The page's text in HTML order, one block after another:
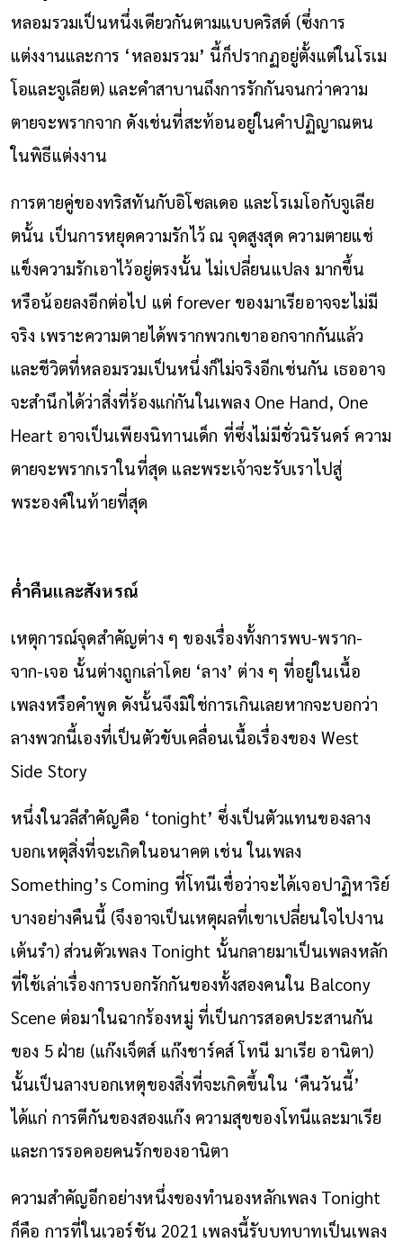
หลอมรวมเป็นหนึ่งเดียวกันตามแบบคริสต์ (ซึ่งการ
แต่งงานและการ ‘หลอมรวม’ นี้ก็ปรากฏอยู่ตั้งแต่ในโรเม
โอและจูเลียต) และคำสาบานถึงการรักกันจนกว่าความ
ตายจะพรากจาก ดังเช่นที่สะท้อนอยู่ในคำปฏิญาณตน
ในพิธีแต่งงาน
การตายคู่ของทริสทันกับอิโซลเดอ และโรเมโอกับจูเลีย
ตนั้น เป็นการหยุดความรักไว้ ณ จุดสูงสุด ความตายแช่
แข็งความรักเอาไว้อยู่ตรงนั้น ไม่เปลี่ยนแปลง มากขึ้น
หรือน้อยลงอีกต่อไป แต่ forever ของมาเรียอาจจะไม่มี
จริง เพราะความตายได้พรากพวกเขาออกจากกันแล้ว
และชีวิตที่หลอมรวมเป็นหนึ่งก็ไม่จริงอีกเช่นกัน เธออาจ
จะสำนึกได้ว่าสิ่งที่ร้องแก่กันในเพลง One Hand, One
Heart อาจเป็นเพียงนิทานเด็ก ที่ซึ่งไม่มีชั่วนิรันดร์ ความ
ตายจะพรากเราในที่สุด และพระเจ้าจะรับเราไปสู่
พระองค์ในท้ายที่สุด
ค่ำคืนและสังหรณ์
เหตุการณ์จุดสำคัญต่าง ๆ ของเรื่องทั้งการพบ-พราก-
จาก-เจอ นั้นต่างถูกเล่าโดย ‘ลาง’ ต่าง ๆ ที่อยู่ในเนื้อ
เพลงหรือคำพูด ดังนั้นจึงมิใช่การเกินเลยหากจะบอกว่า
ลางพวกนี้เองที่เป็นตัวขับเคลื่อนเนื้อเรื่องของ West
Side Story
หนึ่งในวลีสำคัญคือ ‘tonight’ ซึ่งเป็นตัวแทนของลาง
บอกเหตุสิ่งที่จะเกิดในอนาคต เช่น ในเพลง
Something’s Coming ที่โทนีเชื่อว่าจะได้เจอปาฏิหาริย์
บางอย่างคืนนี้ (จึงอาจเป็นเหตุผลที่เขาเปลี่ยนใจไปงาน
เต้นรำ) ส่วนตัวเพลง Tonight นั้นกลายมาเป็นเพลงหลัก
ที่ใช้เล่าเรื่องการบอกรักกันของทั้งสองคนใน Balcony
Scene ต่อมาในฉากร้องหมู่ ที่เป็นการสอดประสานกัน
ของ 5 ฝ่าย (แก๊งเจ็ตส์ แก๊งชาร์คส์ โทนี มาเรีย อานิตา)
นั้นเป็นลางบอกเหตุของสิ่งที่จะเกิดขึ้นใน ‘คืนวันนี้’
ได้แก่ การตีกันของสองแก๊ง ความสุขของโทนีและมาเรีย
และการรอคอยคนรักของอานิตา
ความสำคัญอีกอย่างหนึ่งของทำนองหลักเพลง Tonight
ก็คือ การที่ในเวอร์ชัน 2021 เพลงนี้รับบทบาทเป็นเพลง